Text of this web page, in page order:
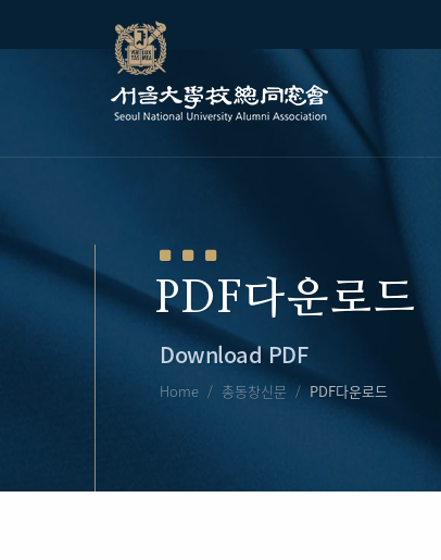
PDF다운로드
Download PDF
Home 총동창신문 PDF다운로드